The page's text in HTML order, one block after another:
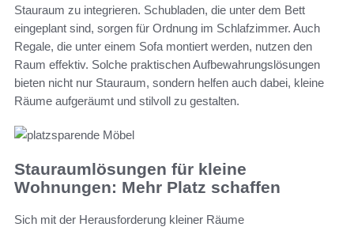
Stauraum zu integrieren. Schubladen, die unter dem Bett
eingeplant sind, sorgen für Ordnung im Schlafzimmer. Auch
Regale, die unter einem Sofa montiert werden, nutzen den
Raum effektiv. Solche praktischen Aufbewahrungslösungen
bieten nicht nur Stauraum, sondern helfen auch dabei, kleine
Räume aufgeräumt und stilvoll zu gestalten.
Stauraumlösungen für kleine
Wohnungen: Mehr Platz schaffen
Sich mit der Herausforderung kleiner Räume